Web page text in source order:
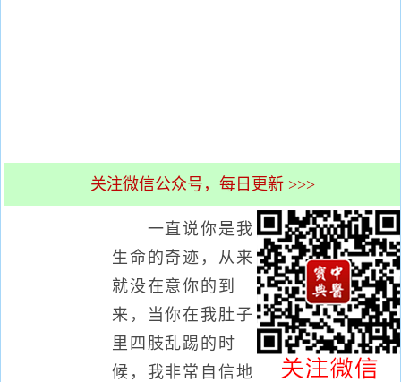
关注微信公众号，每日更新 >>>
一直说你是我
生命的奇迹，从来
就没在意你的到
来，当你在我肚子
里四肢乱踢的时
候，我非常自信地